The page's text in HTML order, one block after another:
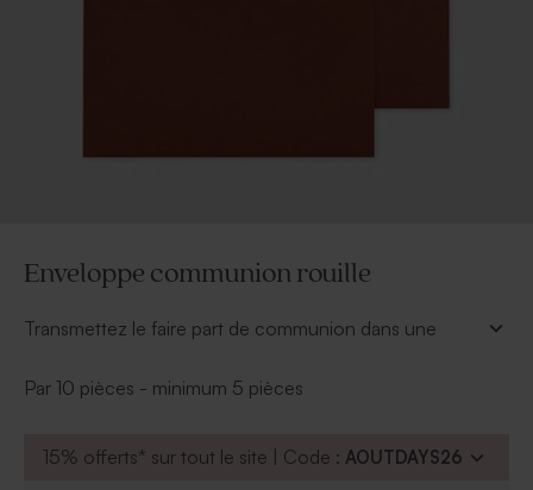
Enveloppe communion rouille
Transmettez le faire part de communion dans une
Disponible à partir de 10 quantités.
Par 10 pièces - minimum 5 pièces
15% offerts* sur tout le site | Code : AOUTDAYS26